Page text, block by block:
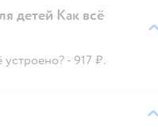
детей Как всё
- 917 ₽.